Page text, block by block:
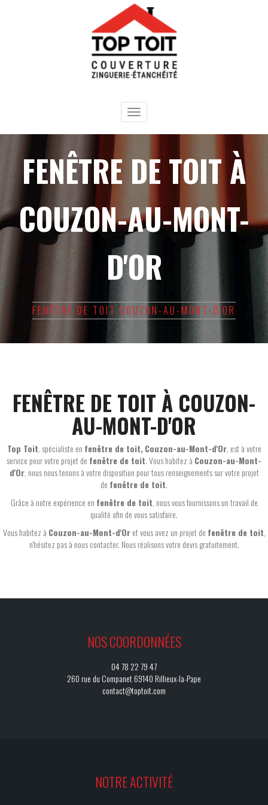
Toggle
navigation
FENÊTRE DE TOIT À
COUZON-AU-MONT-
D'OR
FENÊTRE DE TOIT COUZON-AU-MONT-D'OR
FENÊTRE DE TOIT À COUZON-
AU-MONT-D'OR
Top Toit , spécialiste en fenêtre de toit, Couzon-au-Mont-d'Or, est à votre
service pour votre projet de fenêtre de toit. Vous habitez à Couzon-au-Mont-
d'Or, nous nous tenons à votre disposition pour tous renseignements sur votre projet
de fenêtre de toit.
Grâce à notre expérience en fenêtre de toit , nous vous fournissons un travail de
qualité afin de vous satisfaire.
Vous habitez à Couzon-au-Mont-d'Oret vous avez un projet de fenêtre de toit
n'hésitez pas à nous contacter. Nous réalisons votre devis gratuitement.
NOS COORDONNÉES
04 78 22 79 47
260 rue du Companet 69140 Rillieux-la-Pape
contact@toptoit.com
NOTRE ACTIVITÉ